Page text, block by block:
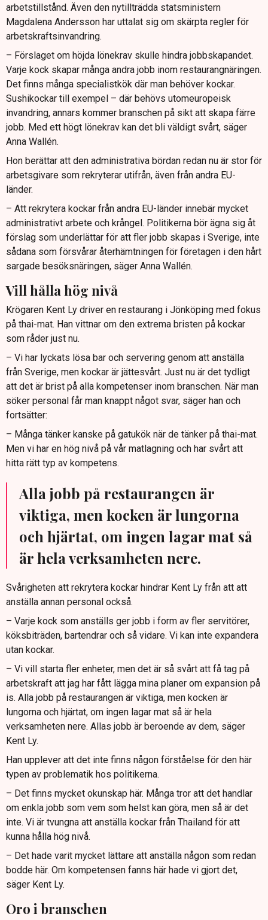
arbetstillstånd. Även den nytillträdda statsministern
Magdalena Andersson har uttalat sig om skärpta regler för
arbetskraftsinvandring.
– Förslaget om höjda lönekrav skulle hindra jobbskapandet.
Varje kock skapar många andra jobb inom restaurangnäringen.
Det finns många specialistkök där man behöver kockar.
Sushikockar till exempel – där behövs utomeuropeisk
invandring, annars kommer branschen på sikt att skapa färre
jobb. Med ett högt lönekrav kan det bli väldigt svårt, säger
Anna Wallén.
Hon berättar att den administrativa bördan redan nu är stor för
arbetsgivare som rekryterar utifrån, även från andra EU-
länder.
– Att rekrytera kockar från andra EU-länder innebär mycket
administrativt arbete och krångel. Politikerna bör ägna sig åt
förslag som underlättar för att fler jobb skapas i Sverige, inte
sådana som försvårar återhämtningen för företagen i den hårt
sargade besöksnäringen, säger Anna Wallén.
Vill hålla hög nivå
Krögaren Kent Ly driver en restaurang i Jönköping med fokus
på thai-mat. Han vittnar om den extrema bristen på kockar
som råder just nu.
– Vi har lyckats lösa bar och servering genom att anställa
från Sverige, men kockar är jättesvårt. Just nu är det tydligt
att det är brist på alla kompetenser inom branschen. När man
söker personal får man knappt något svar, säger han och
fortsätter:
– Många tänker kanske på gatukök när de tänker på thai-mat.
Men vi har en hög nivå på vår matlagning och har svårt att
hitta rätt typ av kompetens.
Alla jobb på restaurangen är
viktiga, men kocken är lungorna
och hjärtat, om ingen lagar mat så
är hela verksamheten nere.
Svårigheten att rekrytera kockar hindrar Kent Ly från att att
anställa annan personal också.
– Varje kock som anställs ger jobb i form av fler servitörer,
köksbiträden, bartendrar och så vidare. Vi kan inte expandera
utan kockar.
– Vi vill starta fler enheter, men det är så svårt att få tag på
arbetskraft att jag har fått lägga mina planer om expansion på
is. Alla jobb på restaurangen är viktiga, men kocken är
lungorna och hjärtat, om ingen lagar mat så är hela
verksamheten nere. Allas jobb är beroende av dem, säger
Kent Ly.
Han upplever att det inte finns någon förståelse för den här
typen av problematik hos politikerna.
– Det finns mycket okunskap här. Många tror att det handlar
om enkla jobb som vem som helst kan göra, men så är det
inte. Vi är tvungna att anställa kockar från Thailand för att
kunna hålla hög nivå.
– Det hade varit mycket lättare att anställa någon som redan
bodde här. Om kompetensen fanns här hade vi gjort det,
säger Kent Ly.
Oro i branschen